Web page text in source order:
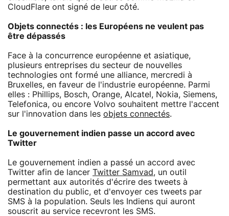
CloudFlare ont signé de leur côté.
Objets connectés : les Européens ne veulent pas
être dépassés
Face à la concurrence européenne et asiatique,
plusieurs entreprises du secteur de nouvelles
technologies ont formé une alliance, mercredi à
Bruxelles, en faveur de l'industrie européenne. Parmi
elles : Phillips, Bosch, Orange, Alcatel, Nokia, Siemens,
Telefonica, ou encore Volvo souhaitent mettre l'accent
sur l'innovation dans les objets connectés.
Le gouvernement indien passe un accord avec
Twitter
Le gouvernement indien a passé un accord avec
Twitter afin de lancer Twitter Samvad, un outil
permettant aux autorités d'écrire des tweets à
destination du public, et d'envoyer ces tweets par
SMS à la population. Seuls les Indiens qui auront
souscrit au service recevront les SMS.